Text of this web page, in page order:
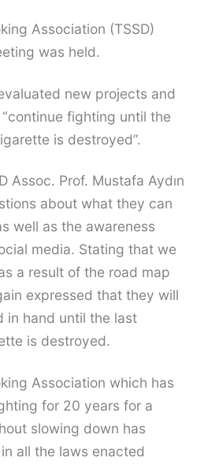
Association (TSSD)
was held.
new projects and
fighting until the
is destroyed”.
Assoc. Prof. Mustafa Aydın
about what they can
well as the awareness
media. Stating that we
a result of the road map
expressed that they will
in hand until the last
is destroyed.
Association which has
for 20 years for a
slowing down has
all the laws enacted